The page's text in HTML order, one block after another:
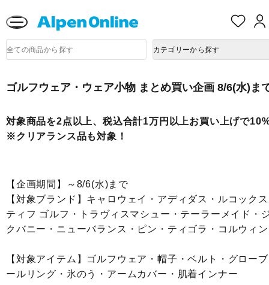
気
商
品
索
カテゴリーから探す
ゴルフウェア・ウェア小物 まとめ買い企画 8/6(水)ま
対象商品を2点以上、税込合計1万円以上お買い上げで
※クリアランス品も対象！
【企画期間】～8/6(水)まで
【対象ブランド】キャロウェイ・アディダス・ルコック
ティフ ゴルフ・トラヴィスマシュー・テーラーメイド・
クバニー・ニューバランス・ピン・ティゴラ・コルウィン
【対象アイテム】ゴルフウェア・帽子・ベルト・グロー
ールリング・氷のう・アームカバー・肌着インナー